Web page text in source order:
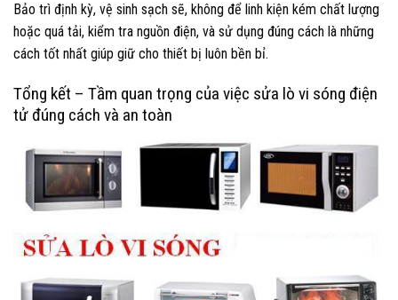
Bảo trì định kỳ, vệ sinh sạch sẽ, không để linh kiện kém chất lượng
hoặc quá tải, kiểm tra nguồn điện, và sử dụng đúng cách là những
cách tốt nhất giúp giữ cho thiết bị luôn bền bỉ.
Tổng kết – Tầm quan trọng của việc sửa lò vi sóng điện
tử đúng cách và an toàn